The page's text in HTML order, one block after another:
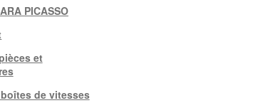
PICASSO
et
de vitesses